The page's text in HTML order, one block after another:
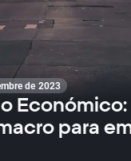
de 2023
Económico:
para